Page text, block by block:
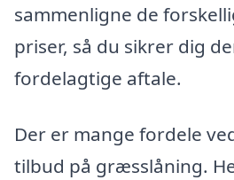
sammenligne de
priser, så du sikrer dig
fordelagtige aftale.
Der er mange fordele
tilbud på græsslåning.